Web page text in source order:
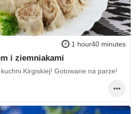
1 hour40 minutes
i ziemniakami
Kirgiskiej! Gotowane na parze!